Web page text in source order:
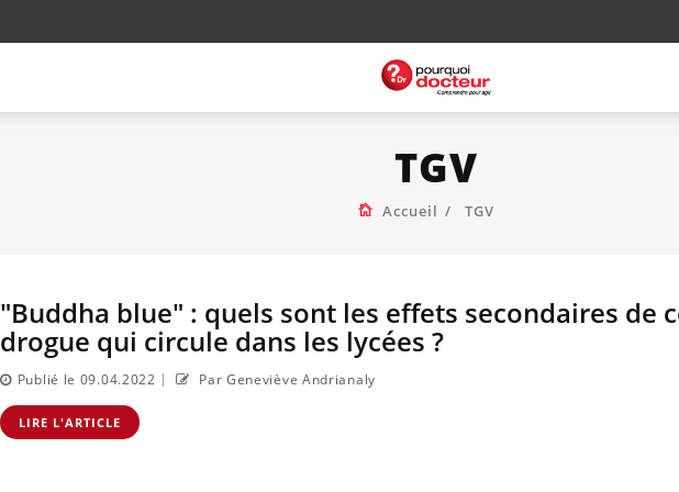
TGV
Accueil TGV
"Buddha blue" : quels sont les effets secondaires de
drogue qui circule dans les lycées ?
Publié le 09.04.2022 | Par Geneviève Andrianaly
LIRE L'ARTICLE